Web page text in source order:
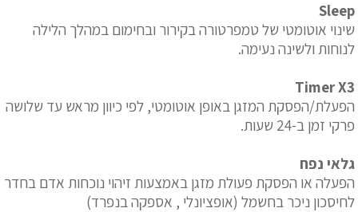
Sleep
שינוי אוטומטי של טמפרטורה בקירור ובחימום במהלך הלילה
לנוחות ולשינה נעימה.
Timer X3
הפעלת/הפסקת המזגן באופן אוטומטי, לפי כיוון מראש עד שלושה
פרקי זמן ב-24 שעות.
גלאי נפח
הפעלה או הפסקת פעולת מזגן באמצעות זיהוי נוכחות אדם בחדר
לחיסכון ניכר בחשמל (אופציונלי , אספקה בנפרד)